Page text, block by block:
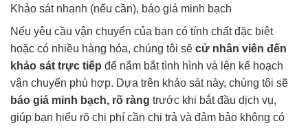
Khảo sát nhanh (nếu cần), báo giá minh bạch
Nếu yêu cầu vận chuyển của bạn có tính chất đặc biệt
hoặc có nhiều hàng hóa, chúng tôi sẽ cử nhân viên đến
khảo sát trực tiếp để nắm bắt tình hình và lên kế hoạch
vận chuyển phù hợp. Dựa trên khảo sát này, chúng tôi sẽ
báo giá minh bạch, rõ ràng trước khi bắt đầu dịch vụ,
giúp bạn hiểu rõ chi phí cần chi trả và đảm bảo không có